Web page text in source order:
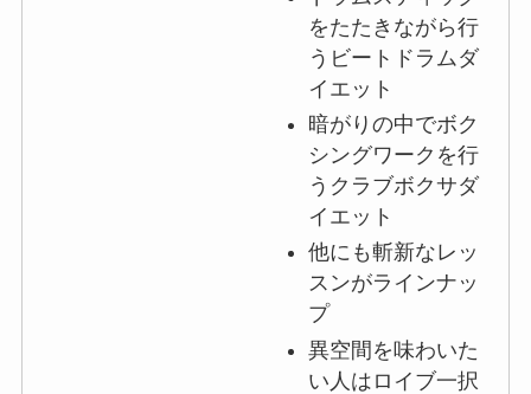
をたたきながら行
うビートドラムダ
イエット
暗がりの中でボク
シングワークを行
うクラブボクサダ
イエット
他にも斬新なレッ
スンがラインナッ
プ
異空間を味わいた
い人はロイブ一択